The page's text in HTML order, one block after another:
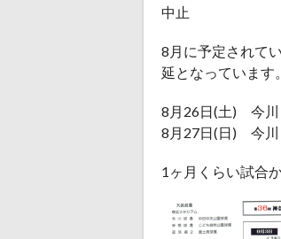
中止
8月に予定されて
延となっています。
8月26日(土) 今
8月27日(日) 今川
1ヶ月くらい試合